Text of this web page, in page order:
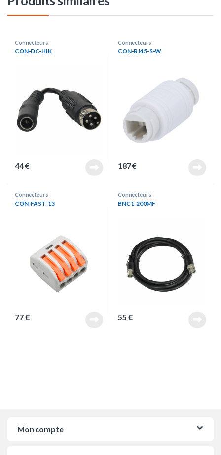
Connecteurs
CON-DC-HIK
44€
Connecteurs
CON-RJ45-S-W
187€
Connecteurs
CON-FAST-13
77€
Connecteurs
BNC1-200MF
55 €
Mon compte